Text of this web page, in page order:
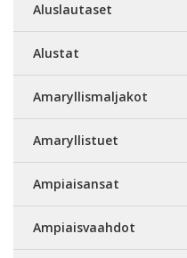
Aluslautaset
Alustat
Amaryllismaljakot
Amaryllistuet
Ampiaisansat
Ampiaisvaahdot